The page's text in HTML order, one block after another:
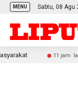
MENU Sabtu, 08 Agu
11 jam lalu